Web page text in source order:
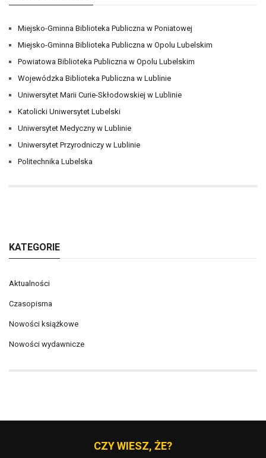
Miejsko-Gminna Biblioteka Publiczna w Poniatowej
Miejsko-Gminna Biblioteka Publiczna w Opolu Lubelskim
Powiatowa Biblioteka Publiczna w Opolu Lubelskim
Wojewódzka Biblioteka Publiczna w Lublinie
Uniwersytet Marii Curie-Skłodowskiej w Lublinie
Katolicki Uniwersytet Lubelski
Uniwersytet Medyczny w Lublinie
Uniwersytet Przyrodniczy w Lublinie
Politechnika Lubelska
KATEGORIE
Aktualności
Czasopisma
Nowości książkowe
Nowości wydawnicze
CZY WIESZ, ŻE?